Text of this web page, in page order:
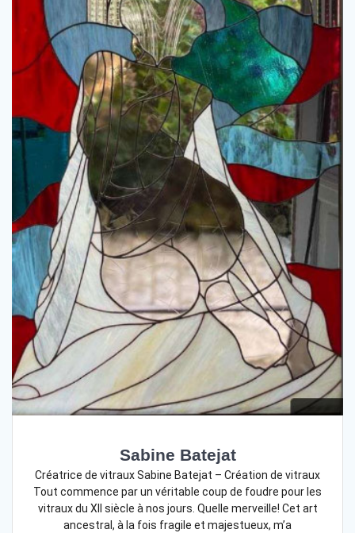
Sabine Batejat
Créatrice de vitraux Sabine Batejat – Création de vitraux
Tout commence par un véritable coup de foudre pour les
vitraux du XII siècle à nos jours. Quelle merveille! Cet art
ancestral, à la fois fragile et majestueux, m’a